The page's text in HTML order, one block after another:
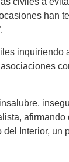
han
inquiriendo
Interior, un